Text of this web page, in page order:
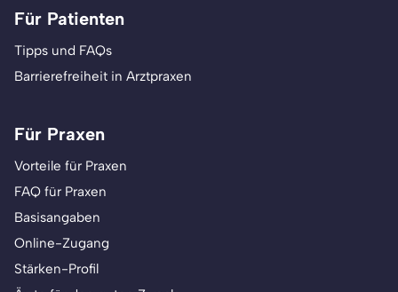
Für Patienten
Tipps und FAQs
Barrierefreiheit in Arztpraxen
Für Praxen
Vorteile für Praxen
FAQ für Praxen
Basisangaben
Online-Zugang
Stärken-Profil